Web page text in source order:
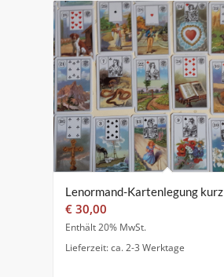
Lenormand-Kartenlegung kurz
€ 30,00
Enthält 20% MwSt.
Lieferzeit: ca. 2-3 Werktage